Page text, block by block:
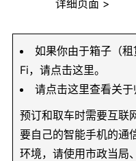
详细页面 >
如果你由于箱子（
Fi，请点击这里。
请点击这里查看关于
预订和取车时需要互联
要自己的智能手机的通
环境，请使用市政当局